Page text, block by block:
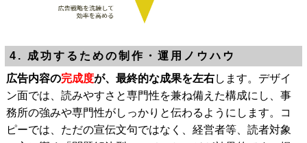
4. 成功するための制作・運用ノウハウ
広告内容の完成度が、最終的な成果を左右します。デザイ
ン面では、読みやすさと専門性を兼ね備えた構成にし、事
務所の強みや専門性がしっかりと伝わるようにします。コ
ピーでは、ただの宣伝文句ではなく、経営者等、読者対象